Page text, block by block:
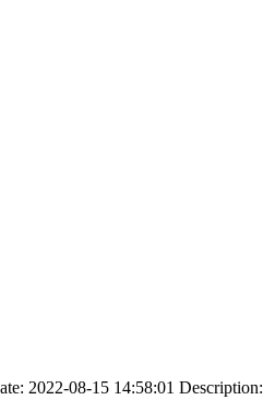
2022-08-15 14:58:01 Description: